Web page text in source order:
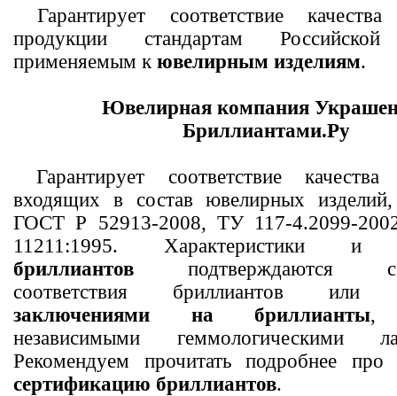
Гарантирует соответствие качества
продукции стандартам
применяемым к ювелирным изделиям.
Ювелирная компания
Бриллиантами.Ру
Гарантирует соответствие качества
входящих в состав ювелирных изделий,
ГОСТ Р 52913-2008, ТУ 117-4.2099-
11211:1995. Характеристики и
бриллиантов подтверждаются
соответствия бриллиантов или
заключениями на бриллианты,
независимыми геммологическими
Рекомендуем прочитать подробнее про
сертификацию бриллиантов.